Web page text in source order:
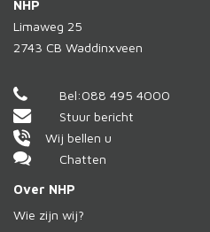
NHP
Limaweg 25
2743 CB Waddinxveen
Bel:088 495 4000
Stuur bericht
Wij bellen u
Chatten
Over NHP
Wie zijn wij?